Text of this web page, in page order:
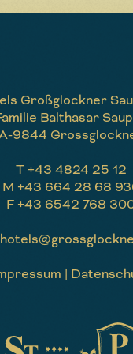
Großglockner
Balthasar
9844
T +43 4824 25 12
M +43 664 28 68
F +43 6542 768
|